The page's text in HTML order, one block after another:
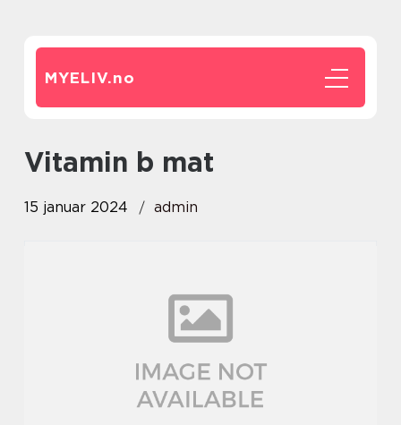
MYELIV.no
vitamin b mat
15 januar 2024 admin